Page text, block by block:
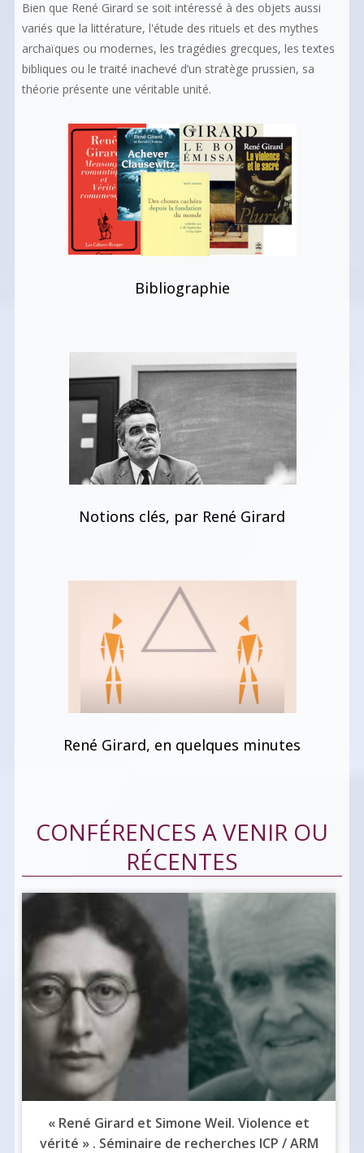
Bien que René Girard se soit intéressé à des objets aussi
variés que la littérature, l'étude des rituels et des mythes
archaïques ou modernes, les tragédies grecques, les textes
bibliques ou le traité inachevé d’un stratège prussien, sa
théorie présente une véritable unité.
Bibliographie
Notions clés, par René Girard
René Girard, en quelques minutes
CONFÉRENCES A VENIR OU
RÉCENTES
« René Girard et Simone Weil. Violence et
vérité » . Séminaire de recherches ICP / ARM